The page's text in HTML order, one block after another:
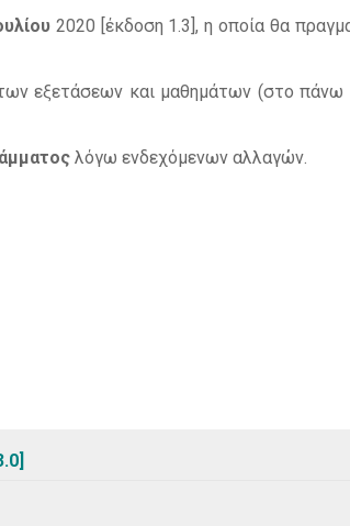
2020 [έκδοση 1.3], η οποία θα
εξετάσεων και μαθημάτων (στο πάνω
λόγω ενδεχόμενων αλλαγών.